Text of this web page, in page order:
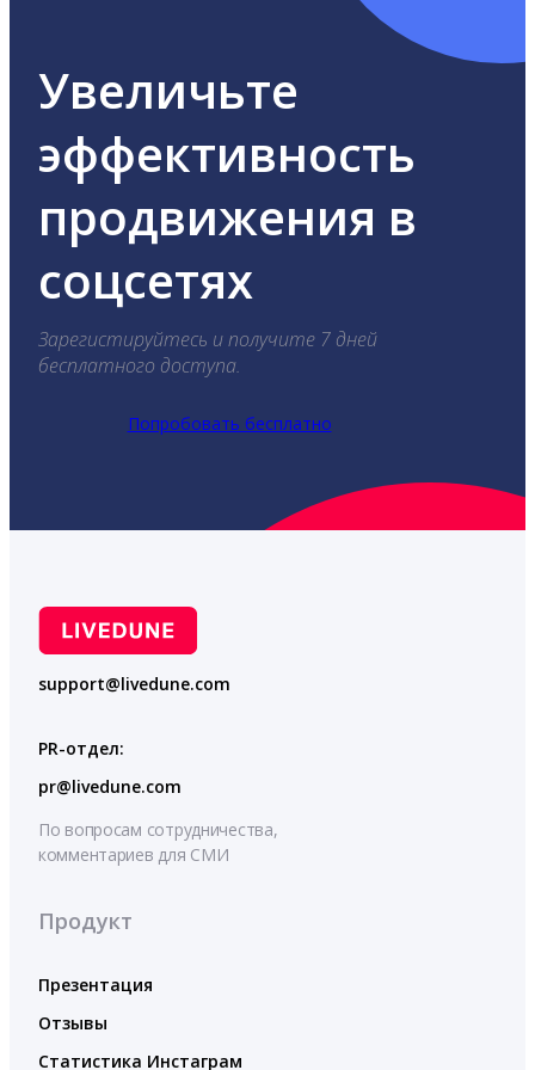
Увеличьте
эффективность
продвижения в
соцсетях
Зарегистируйтесь и получите 7 дней
бесплатного доступа.
Попробовать бесплатно
support@livedune.com
PR-отдел:
pr@livedune.com
По вопросам сотрудничества,
комментариев для СМИ
Продукт
Презентация
Отзывы
Статистика Инстаграм